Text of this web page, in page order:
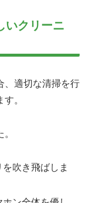
いクリーニ
、適切な清掃を行
。
吹き飛ばしま